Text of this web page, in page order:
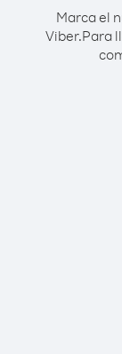
Marca el
Viber.Para